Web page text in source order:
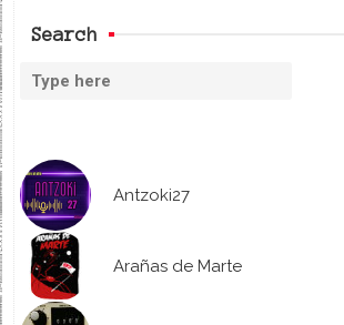
Search
Antzoki27
Arañas de Marte